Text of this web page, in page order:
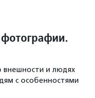
и людях
с особенностями